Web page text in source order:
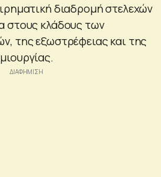
διαδρομή στελεχών
στους κλάδους των
της εξωστρέφειας και της